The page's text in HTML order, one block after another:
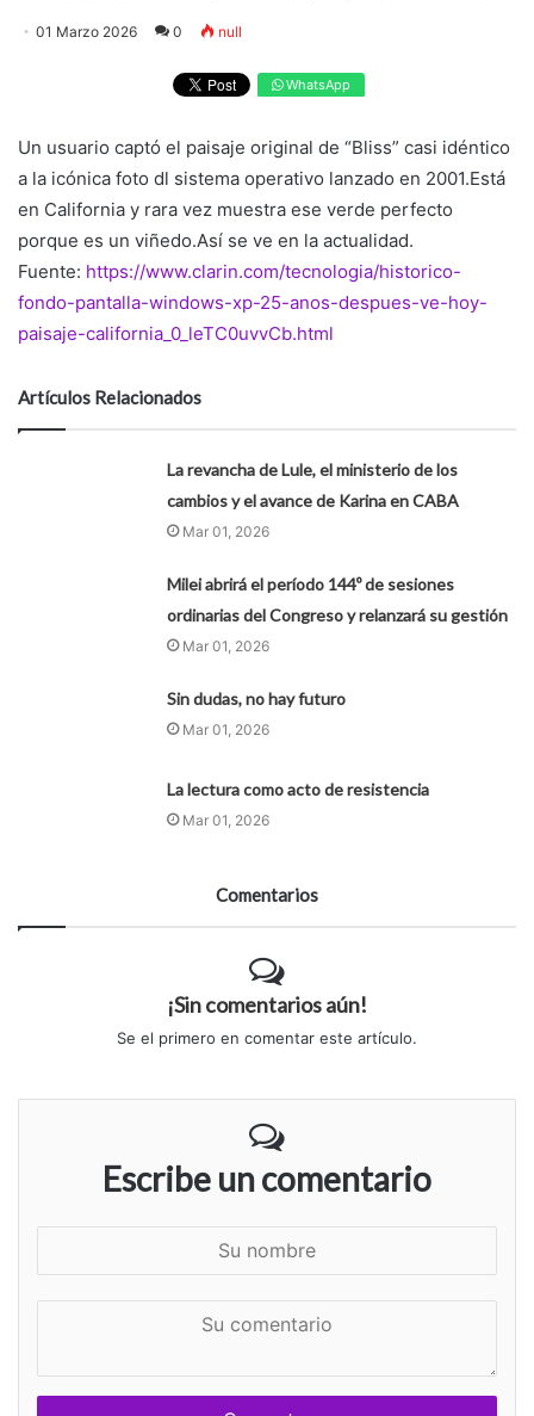
01 Marzo 2026 0 null
WhatsApp
Un usuario captó el paisaje original de “Bliss” casi idéntico
a la icónica foto dl sistema operativo lanzado en 2001.Está
en California y rara vez muestra ese verde perfecto
porque es un viñedo.Así se ve en la actualidad.
Fuente: https://www.clarin.com/tecnologia/historico-
fondo-pantalla-windows-xp-25-anos-despues-ve-hoy-
paisaje-california_0_leTC0uvvCb.html
Artículos Relacionados
La revancha de Lule, el ministerio de los
cambios y el avance de Karina en CABA
Mar 01, 2026
Milei abrirá el período 144º de sesiones
ordinarias del Congreso y relanzará su gestión
Mar 01, 2026
Sin dudas, no hay futuro
Mar 01, 2026
La lectura como acto de resistencia
Mar 01, 2026
Comentarios
¡Sin comentarios aún!
Se el primero en comentar este artículo.
Escribe un comentario